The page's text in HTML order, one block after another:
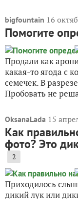
bigfountain 16
Помогите
Продали как
какая-то ягода с
семечек. В
Пробовать не
OksanaLada 15
Как
фото? Это
2
Приходилось
дикий лук или